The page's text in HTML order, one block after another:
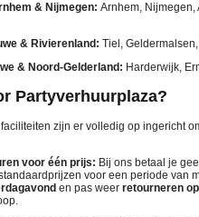
& Nijmegen: Arnhem, Nijmegen,
& Rivierenland: Tiel,
& Noord-Gelderland: Harderwijk,
Partyverhuurplaza?
zijn er volledig op ingericht
voor één prijs: Bij ons betaal je
voor een periode van
en pas weer retourneren